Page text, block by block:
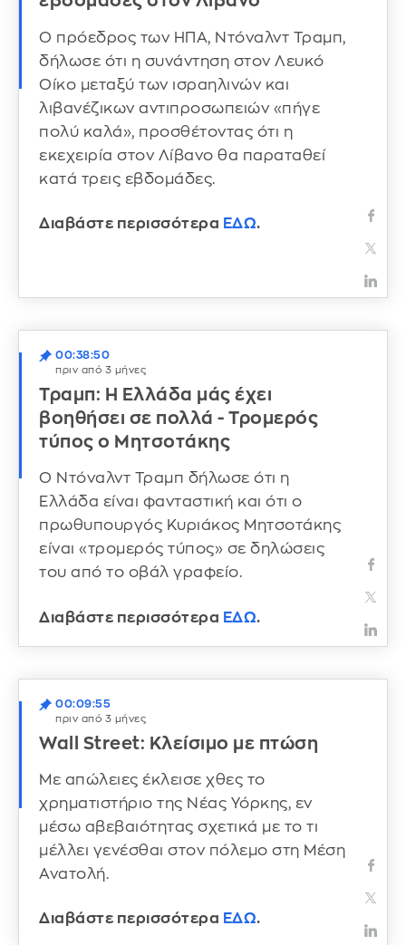
Ο πρόεδρος των ΗΠΑ, Ντόναλντ Τραμπ,
δήλωσε ότι η συνάντηση στον Λευκό
Οίκο μεταξύ των ισραηλινών και
λιβανέζικων αντιπροσωπειών «πήγε
πολύ καλά», προσθέτοντας ότι η
εκεχειρία στον Λίβανο θα παραταθεί
κατά τρεις εβδομάδες.
Διαβάστε περισσότερα ΕΔΩ.
00:38:50
πριν από 3 μήνες
Τραμπ: H Ελλάδα μάς έχει
βοηθήσει σε πολλά - Τρομερός
τύπος ο Μητσοτάκης
Ο Ντόναλντ Τραμπ δήλωσε ότι η
Ελλάδα είναι φανταστική και ότι ο
πρωθυπουργός Κυριάκος Μητσοτάκης
είναι «τρομερός τύπος» σε δηλώσεις
του από το οβάλ γραφείο.
Διαβάστε περισσότερα ΕΔΩ.
00:09:55
πριν από 3 μήνες
Wall Street: Κλείσιμο με πτώση
Με απώλειες έκλεισε χθες το
χρηματιστήριο της Νέας Υόρκης, εν
μέσω αβεβαιότητας σχετικά με το τι
μέλλει γενέσθαι στον πόλεμο στη Μέση
Ανατολή.
Διαβάστε περισσότερα ΕΔΩ.